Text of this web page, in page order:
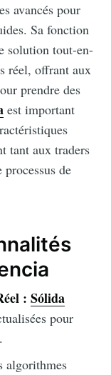
avancés pour
Sa fonction
solution tout-en-
réel, offrant aux
prendre des
est important
tant aux traders
de
: Sólida
pour
algorithmes